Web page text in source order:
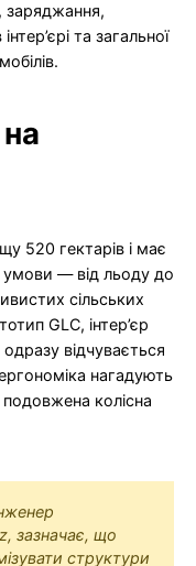
заряджання,
та загальної
520 гектарів і має
умови — від льоду до
сільських
GLC, інтер’єр
відчувається
нагадують
колісна
зазначає, що
структури